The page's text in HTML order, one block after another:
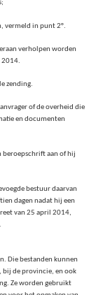
vermeld in punt 2°.
verholpen worden
2014.
zending.
of de overheid die
en documenten
beroepschrift aan of hij
bestuur daarvan
dagen nadat hij een
van 25 april 2014,
Die bestanden kunnen
bij de provincie, en ook
Ze worden gebruikt